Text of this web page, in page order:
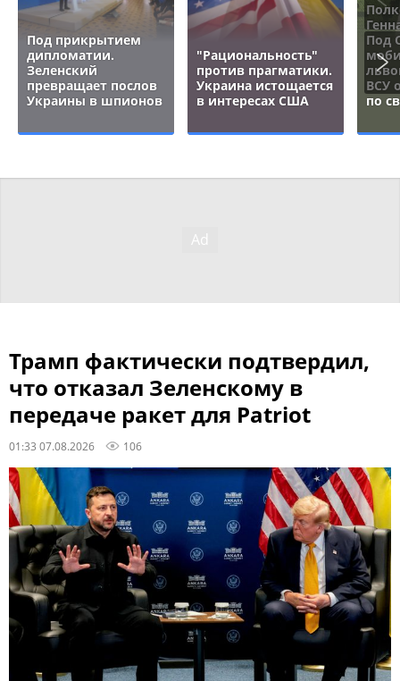
Под прикрытием
дипломатии.
Зеленский
превращает послов
Украины в шпионов
"Рациональность"
против прагматики.
Украина истощается
в интересах США
Под
ВСУ
по
Трамп фактически подтвердил,
что отказал Зеленскому в
передаче ракет для Patriot
01:33 07.08.2026 106